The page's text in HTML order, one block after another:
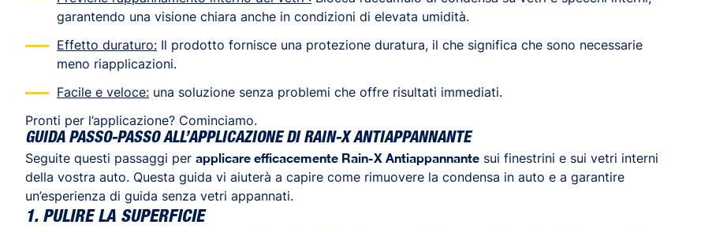
garantendo una visione chiara anche in condizioni di elevata umidità.
Effetto duraturo: Il prodotto fornisce una protezione duratura, il che significa che sono necessarie
meno riapplicazioni.
Facile e veloce: una soluzione senza problemi che offre risultati immediati.
Pronti per l’applicazione? Cominciamo.
GUIDA PASSO-PASSO ALL’APPLICAZIONE DI RAIN-X ANTIAPPANNANTE
Seguite questi passaggi per applicare efficacemente Rain-X Antiappannante sui finestrini e sui vetri interni
della vostra auto. Questa guida vi aiuterà a capire come rimuovere la condensa in auto e a garantire
un’esperienza di guida senza vetri appannati.
1. PULIRE LA SUPERFICIE